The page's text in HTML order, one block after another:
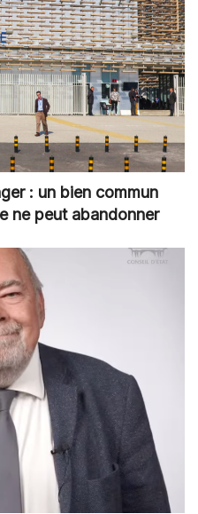
: un bien commun
ne peut abandonner